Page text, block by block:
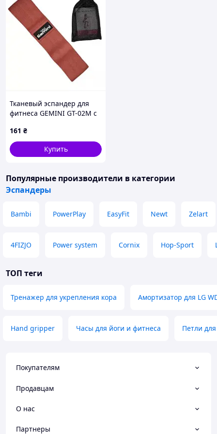
Тканевый эспандер для
фитнеса GEMINI GT-02M с
эспандеры для ягодиц и
ног
161 ₴
Купить
Популярные производители в категории
Эспандеры
Bambi PowerPlay EasyFit Newt Zelart
4FIZJO Power system Cornix Hop-Sport
ТОП теги
Тренажер для укрепления кора Амортизатор для LG
Hand gripper Часы для йоги и фитнеса Петли
Покупателям
Продавцам
О нас
Партнеры